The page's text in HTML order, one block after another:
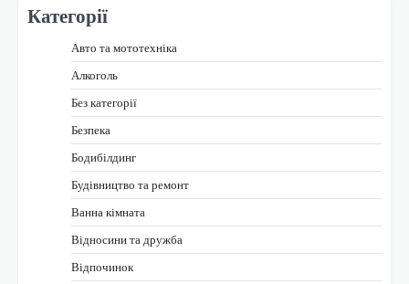
Категорії
Авто та мототехніка
Алкоголь
Без категорії
Безпека
Бодибілдинг
Будівництво та ремонт
Ванна кімната
Відносини та дружба
Відпочинок